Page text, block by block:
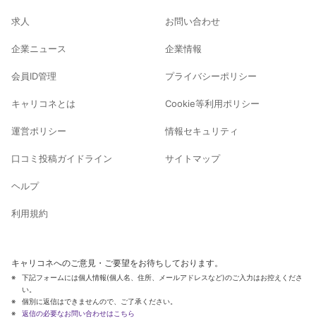
求人
企業ニュース
会員ID管理
キャリコネとは
運営ポリシー
口コミ投稿ガイドライン
ヘルプ
利用規約
お問い合わせ
企業情報
プライバシーポリシー
Cookie等利用ポリシー
情報セキュリティ
サイトマップ
キャリコネへのご意見・ご要望をお待ちしております。
下記フォームには個人情報(個人名、住所、メールアドレスなど)のご入力はお控えくださ
い。
個別に返信はできませんので、ご了承ください。
返信の必要なお問い合わせはこちら